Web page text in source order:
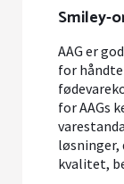
Smiley-
AAG er
for
for AAGs
kvalitet,